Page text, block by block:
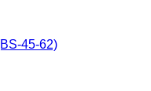
45-62)